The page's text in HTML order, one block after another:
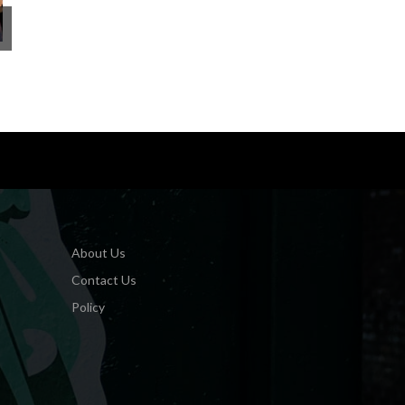
About Us
Contact Us
Policy